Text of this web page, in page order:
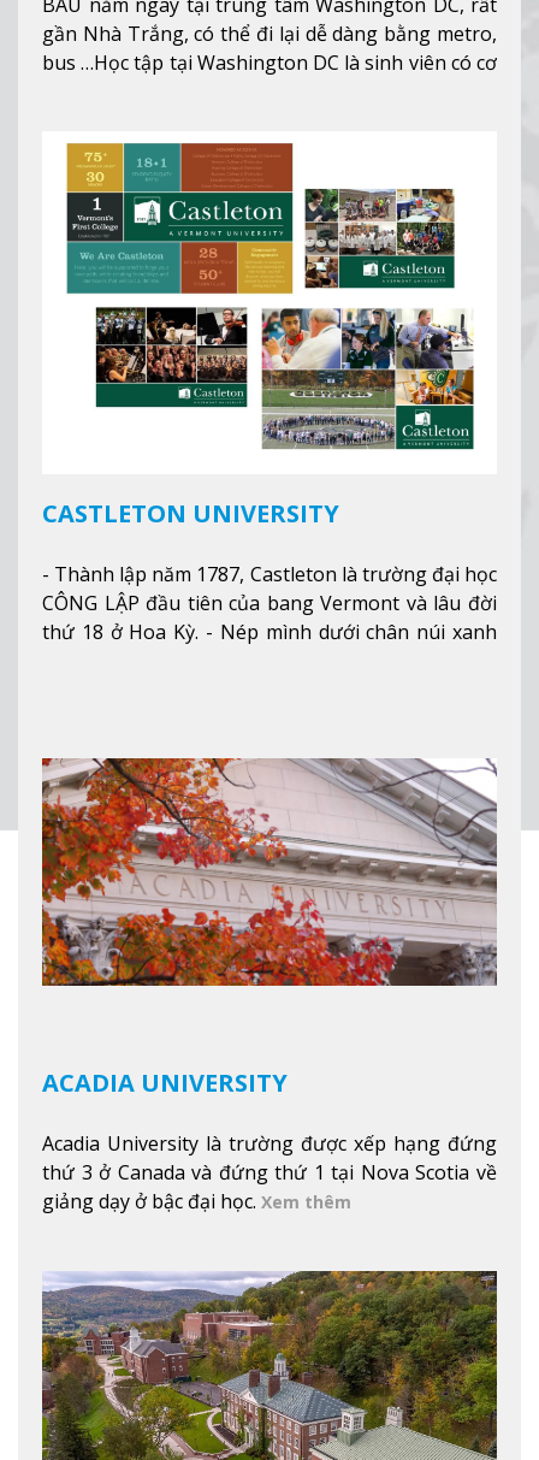
gần Nhà Trắng, có thể đi lại dễ dàng bằng metro,
bus …Học tập tại Washington DC là sinh viên có cơ
nghiệp ở Mỹ, #7 thành phố an toàn nhất trên Thế
Xem thêm
CASTLETON UNIVERSITY
- Thành lập năm 1787, Castleton là trường đại học
CÔNG LẬP đầu tiên của bang Vermont và lâu đời
thứ 18 ở Hoa Kỳ. - Nép mình dưới chân núi xanh
tuyết của trường, sinh viên có thể thưởng thức vẻ
đẹp tự nhiên của Vermont từ mọi góc trong
khuôn viên trường.Xem thêm
ACADIA UNIVERSITY
Acadia University là trường được xếp hạng đứng
thứ 3 ở Canada và đứng thứ 1 tại Nova Scotia về
giảng dạy ở bậc đại học. Xem thêm